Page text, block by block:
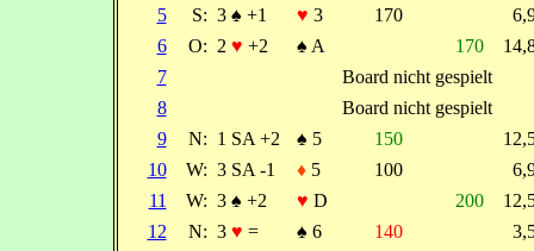
5
S: 3 ♠ +1 ♥ 3 170
6
O: 2 ♥ +2 ♠ A 170
7
Board nicht gespielt
8
Board nicht gespielt
9
N: 1 SA +2 ♠ 5 150
10
W: 3 SA -1 ♦5 100
11
W: 3 ♠ +2 ♥ D 200
12
N: 3 ♥ = ♠ 6 140